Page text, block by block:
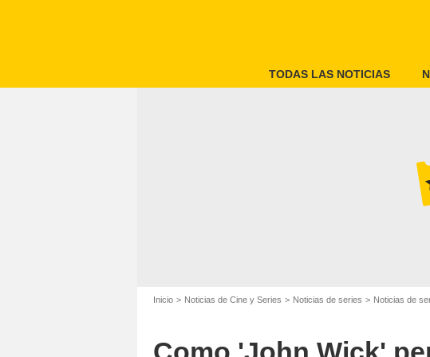
TODAS LAS NOTICIAS
Inicio Noticias de Cine y Series Noticias de series Noticias de